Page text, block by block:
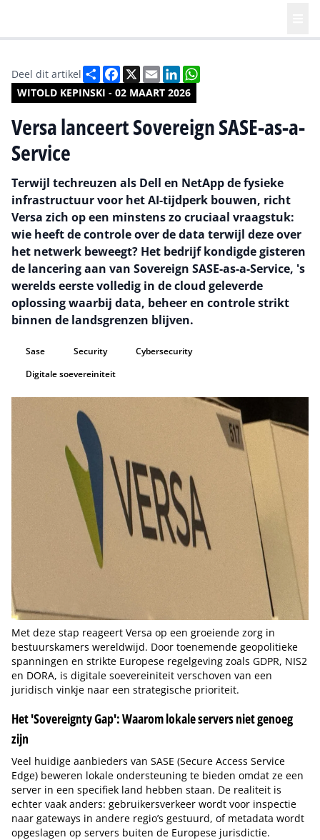
WITOLD KEPINSKI - 02 MAART 2026
Deel dit artikel DeelFacebook
X EmailLinkedIn
Versa lanceert Sovereign SASE-as-a-
Service
Terwijl techreuzen als Dell en NetApp de fysieke
infrastructuur voor het AI-tijdperk bouwen, richt
Versa zich op een minstens zo cruciaal vraagstuk:
wie heeft de controle over de data terwijl deze over
het netwerk beweegt? Het bedrijf kondigde gisteren
de lancering aan van Sovereign SASE-as-a-Service, 's
werelds eerste volledig in de cloud geleverde
oplossing waarbij data, beheer en controle strikt
binnen de landsgrenzen blijven.
Sase Security
Cybersecurity
Digitale soevereiniteit
Met deze stap reageert Versa op een groeiende zorg in
bestuurskamers wereldwijd. Door toenemende geopolitieke
spanningen en strikte Europese regelgeving zoals GDPR, NIS2
en DORA, is digitale soevereiniteit verschoven van een
juridisch vinkje naar een strategische prioriteit.
Het 'Sovereignty Gap': Waarom lokale servers niet genoeg
zijn
Veel huidige aanbieders van SASE (Secure Access Service
Edge) beweren lokale ondersteuning te bieden omdat ze een
server in een specifiek land hebben staan. De realiteit is
echter vaak anders: gebruikersverkeer wordt voor inspectie
naar gateways in andere regio’s gestuurd, of metadata wordt
opgeslagen op servers buiten de Europese jurisdictie.